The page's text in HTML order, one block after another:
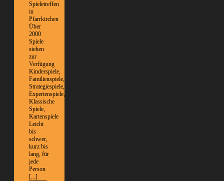
Spieletreffen
in
Pfarrkirchen
Über
2000
Spiele
stehen
zur
Verfügung
Kinderspiele,
Familienspiele,
Strategiespiele,
Expertenspiele,
Klassische
Spiele,
Kartenspiele
Leicht
bis
schwer,
kurz bis
lang, für
jede
Person
[...]